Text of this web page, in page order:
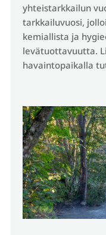
yhteistarkkailun
tarkkailuvuosi,
kemiallista ja
levätuottavuutta.
havaintopaikalla